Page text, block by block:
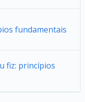
fundamentais
fiz: princípios